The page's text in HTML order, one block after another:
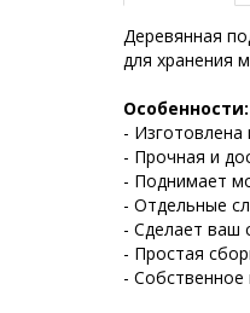
Деревянная
для хранения
Особенности:
- Изготовлена
- Прочная и
- Поднимает
- Отдельные
- Сделает ваш
- Простая
- Собственное